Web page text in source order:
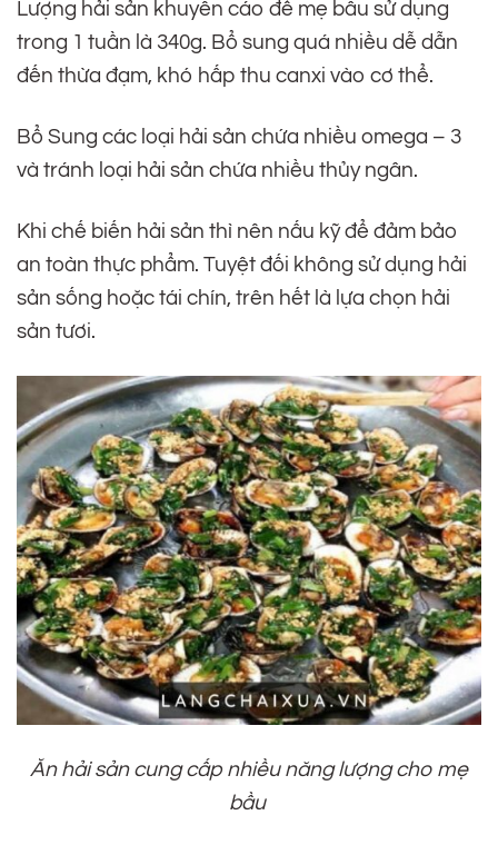
Lượng hải sản khuyến cáo để mẹ bầu sử dụng
trong 1 tuần là 340g. Bổ sung quá nhiều dễ dẫn
đến thừa đạm, khó hấp thu canxi vào cơ thể.
Bổ Sung các loại hải sản chứa nhiều omega – 3
và tránh loại hải sản chứa nhiều thủy ngân.
Khi chế biến hải sản thì nên nấu kỹ để đảm bảo
an toàn thực phẩm. Tuyệt đối không sử dụng hải
sản sống hoặc tái chín, trên hết là lựa chọn hải
sản tươi.
Ăn hải sản cung cấp nhiều năng lượng cho mẹ
bầu